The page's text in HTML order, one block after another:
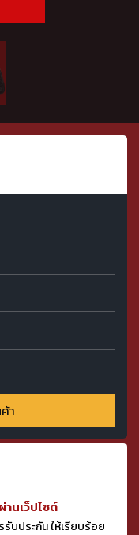
า
านเว็ปไซต์
บประกัน ให้เรียบร้อย